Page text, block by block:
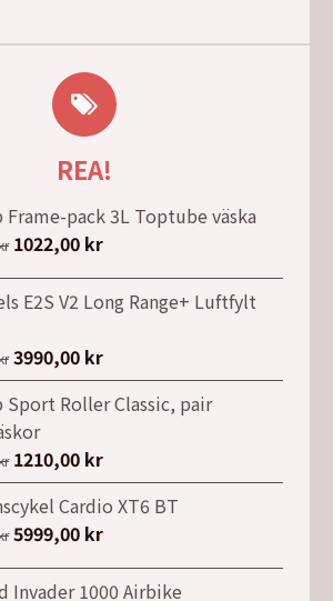
REA!
pack 3L Toptube väska
Det
ursprungliga
priset
1203,00 kr.
1022,00 krDet
nuvarande
priset
1022,00 kr.
E2S V2 Long Range+ Luftfylt
Det
ursprungliga
priset
var:
7990,00 kr.
3990,00 krDet
nuvarande
priset
3990,00 kr.
Roller Classic, pair
Det
ursprungliga
priset
var:
1424,00 kr.
1210,00 krDet
nuvarande
priset
är:
1210,00 kr.
Cardio XT6 BT
Det
ursprungliga
priset
5999,00 krDet
nuvarande
priset
Invader 1000 Airbike